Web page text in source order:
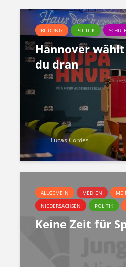
BILDUNG POLITIK SCHULE
Hannover
du dran
Lucas Cordes
ALLGEMEIN MEDIEN
NIEDERSACHSEN
POLITIK
Keine Zeit für